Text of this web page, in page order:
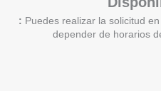
: Puedes realizar la solicitud
depender de horarios